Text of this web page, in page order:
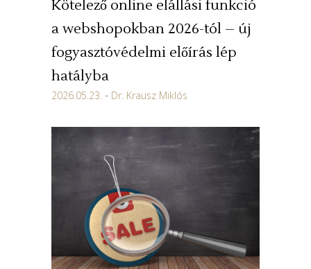
Kötelező online elállási funkció
a webshopokban 2026-tól – új
fogyasztóvédelmi előírás lép
hatályba
2026.05.23. Dr. Krausz Miklós